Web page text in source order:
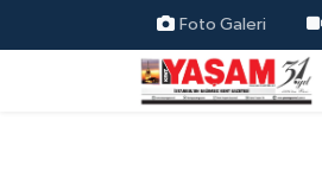
Foto Galeri